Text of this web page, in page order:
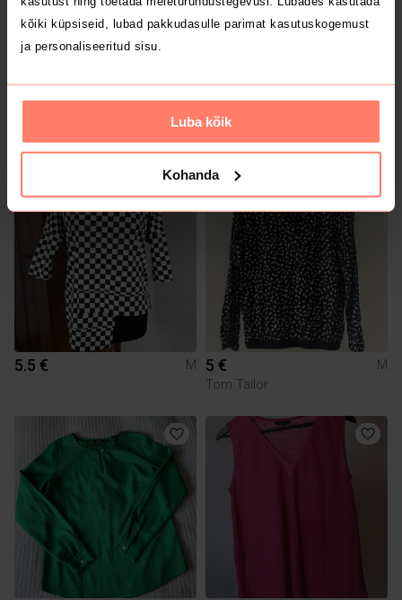
kõiki küpsiseid, lubad pakkudasulle parimat kasutuskogemust
ja personaliseeritud sisu.
Luba kõik
Kohanda
M
Zara
5 €
Zara
5.5 € M 5 €
M
Tom Tailor